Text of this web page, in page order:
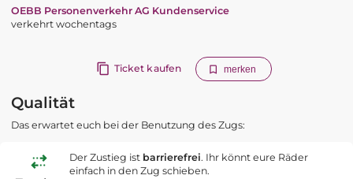
OEBB Personenverkehr AG Kundenservice
verkehrt wochentags
Ticket kaufen merken
Qualität
Das erwartet euch bei der Benutzung des Zugs:
Der Zustieg ist barrierefrei. Ihr könnt eure Räder
einfach in den Zug schieben.